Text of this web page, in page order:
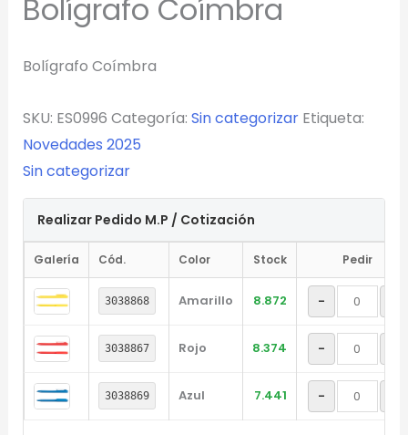
Full Color
Bolígrafo Coímbra
Bolígrafo Coímbra
SKU: ES0996 Categoría: Sin categorizar Etiqueta:
Novedades 2025
Sin categorizar
Realizar Pedido M.P / Cotización
Galería Cód. Color Stock Pedir
3038868 Amarillo 8.872 -
3038867 Rojo 8.374 -
3038869 Azul 7.441 -